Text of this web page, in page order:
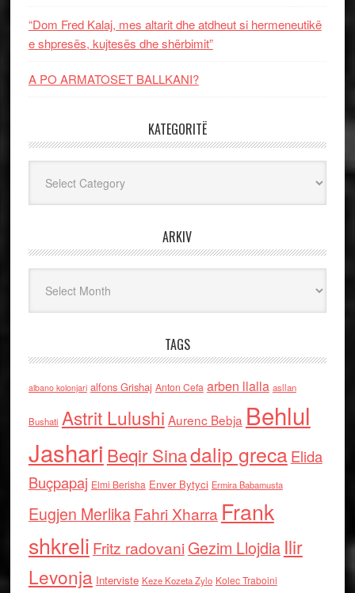
“Dom Fred Kalaj, mes altarit dhe atdheut si hermeneutikë
e shpresës, kujtesës dhe shërbimit”
A PO ARMATOSET BALLKANI?
KATEGORITË
ARKIV
TAGS
albano kolonjari alfons Grishaj Anton Cefa arben llalla asllan
Bushati Astrit Lulushi Aurenc Bebja Behlul
Jashari Beqir Sinadalip grecaElida
Buçpapaj Elmi Berisha Enver Bytyci Ermira Babamusta
Eugjen MerlikaFahri Xharra Frank
shkreli Fritz radovaniGezim Llojdia Ilir
Levonja Interviste Keze Kozeta Zylo Kolec Traboini